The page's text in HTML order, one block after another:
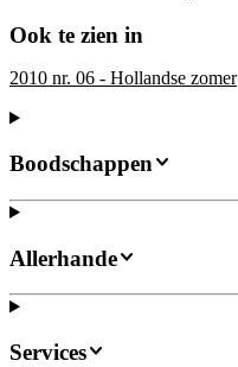
Ook te zien in
2010 nr. 06 - Hollandse zomer
Boodschappen
Allerhande
Services